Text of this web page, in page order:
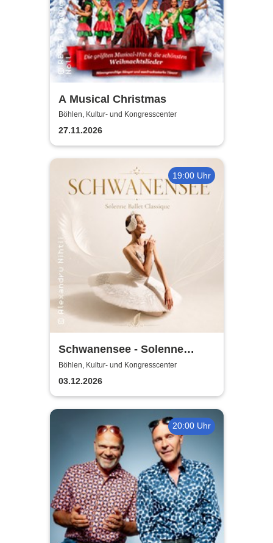
A Musical Christmas
Böhlen, Kultur- und Kongresscenter
27.11.2026
19:00 Uhr
Schwanensee - Solenne
Ballet Classique
Böhlen, Kultur- und Kongresscenter
03.12.2026
20:00 Uhr